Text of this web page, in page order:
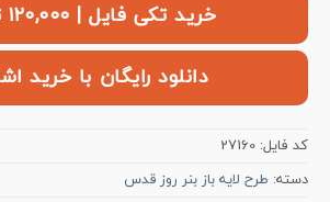
خرید تکی فایل | ۱۲۰,۰۰۰ تومان
دانلود رایگان با خرید
کد فایل: 27160
دسته: طرح لایه باز بنر روز قدس